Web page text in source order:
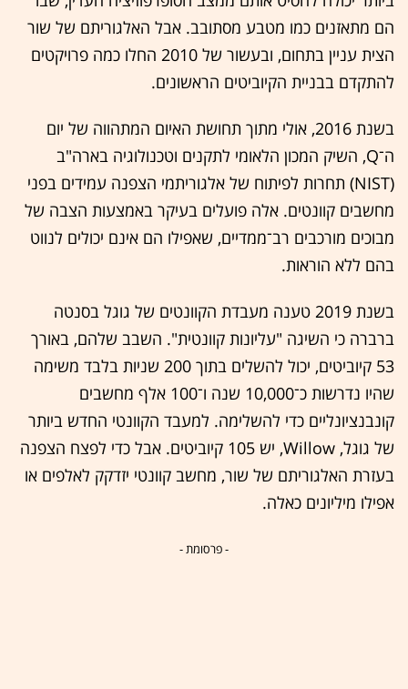
הם מתאזנים כמו מטבע מסתובב. אבל האלגוריתם של שור
הצית עניין בתחום, ובעשור של 2010 החלו כמה פרויקטים
להתקדם בבניית הקיוביטים הראשונים.
בשנת 2016, אולי מתוך תחושת האיום המתהווה של יום
ה־Q, השיק המכון הלאומי לתקנים וטכנולוגיה בארה"ב
(NIST) תחרות לפיתוח של אלגוריתמי הצפנה עמידים בפני
מחשבים קוונטים. אלה פועלים בעיקר באמצעות הצבה של
מבוכים מורכבים רב־ממדיים, שאפילו הם אינם יכולים לנווט
בהם ללא הוראות.
בשנת 2019 טענה מעבדת הקוונטים של גוגל בסנטה
ברברה כי השיגה "עליונות קוונטית". השבב שלהם, באורך
53 קיוביטים, יכול להשלים בתוך 200 שניות בלבד משימה
שהיו נדרשות כ־10,000 שנה ו־100 אלף מחשבים
קונבנציונליים כדי להשלימה. למעבד הקוונטי החדש ביותר
של גוגל, Willow, יש 105 קיוביטים. אבל כדי לפצח הצפנה
בעזרת האלגוריתם של שור, מחשב קוונטי יזדקק לאלפים או
אפילו מיליונים כאלה.
- פרסומת -